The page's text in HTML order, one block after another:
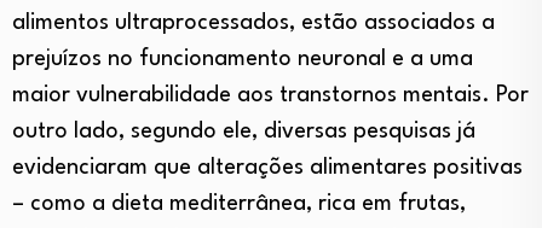
alimentos ultraprocessados, estão associados a
prejuízos no funcionamento neuronal e a uma
maior vulnerabilidade aos transtornos mentais. Por
outro lado, segundo ele, diversas pesquisas já
evidenciaram que alterações alimentares positivas
– como a dieta mediterrânea, rica em frutas,